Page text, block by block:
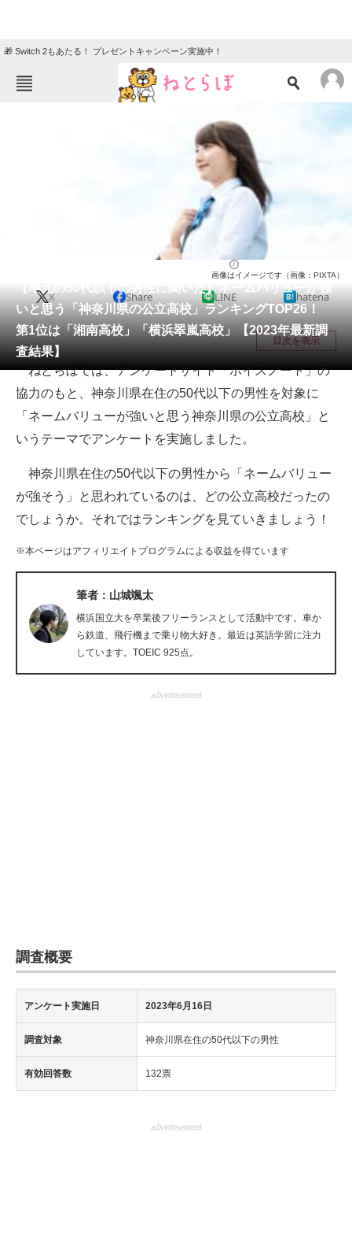
🎁 Switch 2もあたる！ プレゼントキャンペーン実施中！
ニュース
クイズ
教育・育児
リサーチ
メディア
注目記事を集めた総合ページ
ITの今と未来を見通す
スマホと通信の最新トレンド
ビジネスと働き方のヒント
AI活用のいまが分かる
企業ITのトレンドを詳説
経営リーダーのコミュニティ
マーケ×ITの今がよく分かる
ITエンジニア向け専門サイト
建設×テクノロジーの最前線
【地元の50代以下の男性に聞いた】ネームバリューが強
いと思う「神奈川県の公立高校」ランキングTOP26！
第1位は「湘南高校」「横浜翠嵐高校」【2023年最新調
査結果】
画像はイメージです（画像：PIXTA）
X Share LINE hatena
目次を表示
ねとらぼでは、アンケートサイト「ボイスノート」の
協力のもと、神奈川県在住の50代以下の男性を対象に
「ネームバリューが強いと思う神奈川県の公立高校」と
いうテーマでアンケートを実施しました。
神奈川県在住の50代以下の男性から「ネームバリュー
が強そう」と思われているのは、どの公立高校だったの
でしょうか。それではランキングを見ていきましょう！
※本ページはアフィリエイトプログラムによる収益を得ています
筆者：山城颯太
横浜国立大を卒業後フリーランスとして活動中です。車か
ら鉄道、飛行機まで乗り物大好き。最近は英語学習に注力
しています。TOEIC 925点。
advertisement
調査概要
アンケート実施日 2023年6月16日
調査対象 神奈川県在住の50代以下の男性
有効回答数 132票
advertisement